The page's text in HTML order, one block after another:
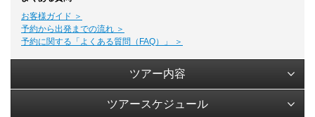
お客様ガイド ＞
予約から出発までの流れ ＞
予約に関する「よくある質問（FAQ）」 ＞
ツアー内容
ツアースケジュール